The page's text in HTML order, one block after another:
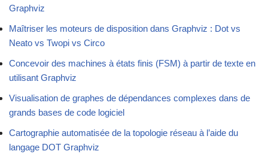
Graphviz
Maîtriser les moteurs de disposition dans Graphviz : Dot vs
Neato vs Twopi vs Circo
Concevoir des machines à états finis (FSM) à partir de texte en
utilisant Graphviz
Visualisation de graphes de dépendances complexes dans de
grands bases de code logiciel
Cartographie automatisée de la topologie réseau à l’aide du
langage DOT Graphviz